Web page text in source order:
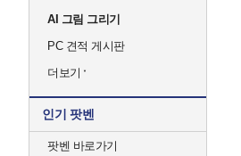
AI 그림 그리기
PC 견적 게시판
더보기
인기 팟벤
팟벤 바로가기